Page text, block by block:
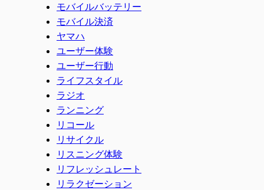
モバイルバッテリー
モバイル決済
ヤマハ
ユーザー体験
ユーザー行動
ライフスタイル
ラジオ
ランニング
リコール
リサイクル
リスニング体験
リフレッシュレート
リラクゼーション